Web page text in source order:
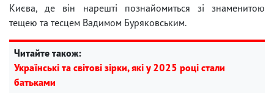
Києва, де він нарешті познайомиться зі знаменитою
тещею та тесцем Вадимом Буряковським.
Читайте також:
Українські та світові зірки, які у 2025 році стали
батьками